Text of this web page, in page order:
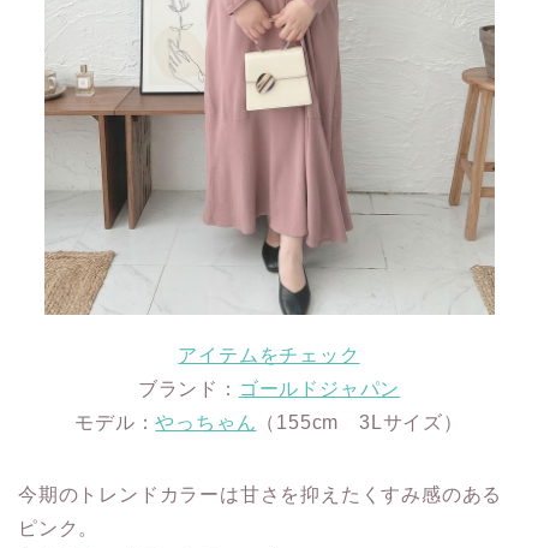
アイテムをチェック
ブランド： ゴールドジャパン
モデル：やっちゃん （155cm 3Lサイズ）
今期のトレンドカラーは甘さを抑えたくすみ感のある
ピンク。